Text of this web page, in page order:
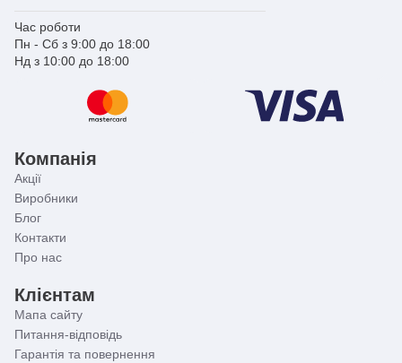
Час роботи
Пн - Сб з 9:00 до 18:00
Нд з 10:00 до 18:00
Компанія
Акції
Виробники
Блог
Контакти
Про нас
Клієнтам
Мапа сайту
Питання-відповідь
Гарантія та повернення